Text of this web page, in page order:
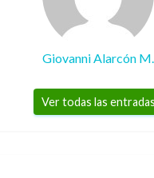
Giovanni Alarcón M.
Ver todas las entradas